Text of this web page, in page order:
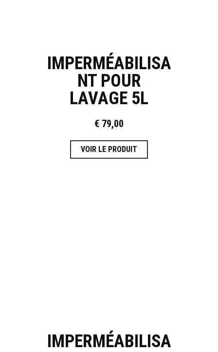
IMPERMÉABILISA
NT POUR
LAVAGE 5L
€ 79,00
VOIR LE PRODUIT
IMPERMÉABILISA